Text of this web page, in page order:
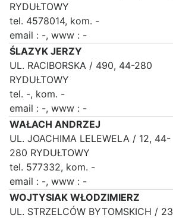
RYDUŁTOWY
tel. 4578014, kom. -
email : -, www : -
ŚLAZYK JERZY
UL. RACIBORSKA / 490, 44-280
RYDUŁTOWY
tel. -, kom. -
email : -, www : -
WAŁACH ANDRZEJ
UL. JOACHIMA LELEWELA / 12, 44-
280 RYDUŁTOWY
tel. 577332, kom. -
email : -, www : -
WOJTYSIAK WŁODZIMIERZ
UL. STRZELCÓW BYTOMSKICH / 23